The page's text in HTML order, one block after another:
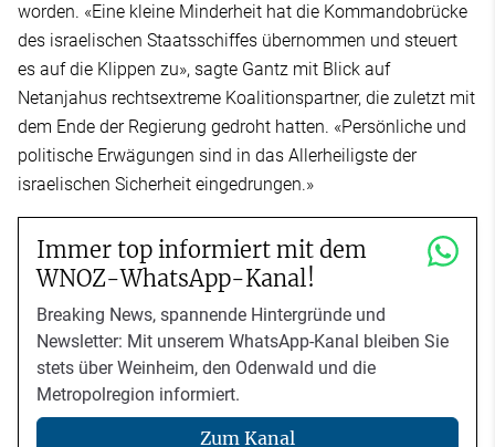
worden. «Eine kleine Minderheit hat die Kommandobrücke
des israelischen Staatsschiffes übernommen und steuert
es auf die Klippen zu», sagte Gantz mit Blick auf
Netanjahus rechtsextreme Koalitionspartner, die zuletzt mit
dem Ende der Regierung gedroht hatten. «Persönliche und
politische Erwägungen sind in das Allerheiligste der
israelischen Sicherheit eingedrungen.»
Immer top informiert mit dem
WNOZ-WhatsApp-Kanal!
Breaking News, spannende Hintergründe und
Newsletter: Mit unserem WhatsApp-Kanal bleiben Sie
stets über Weinheim, den Odenwald und die
Metropolregion informiert.
Zum Kanal